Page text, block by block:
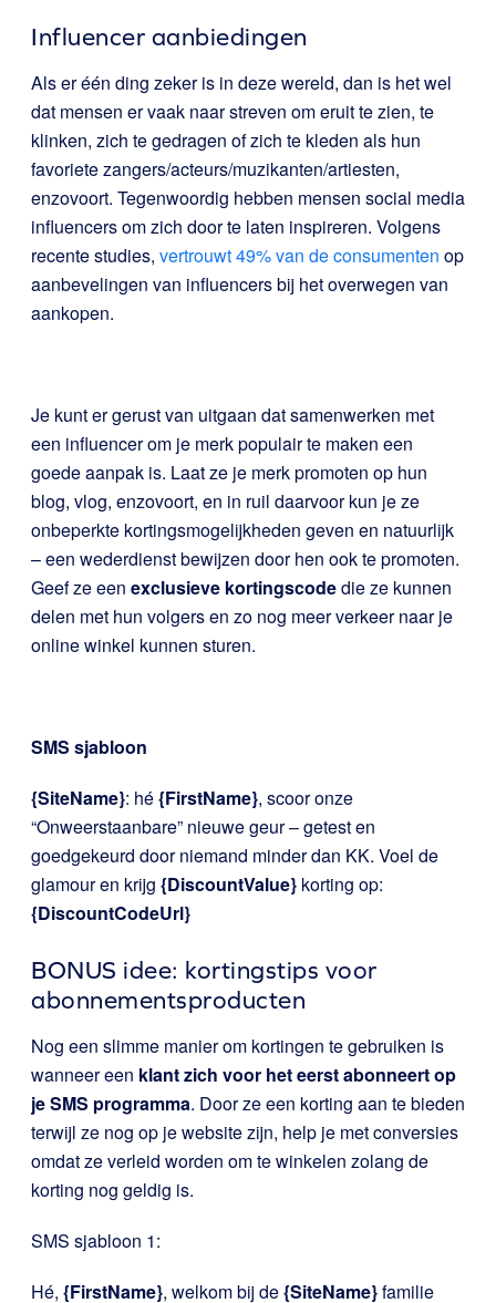
Influencer aanbiedingen
Als er één ding zeker is in deze wereld, dan is het wel
dat mensen er vaak naar streven om eruit te zien, te
klinken, zich te gedragen of zich te kleden als hun
favoriete zangers/acteurs/muzikanten/artiesten,
enzovoort. Tegenwoordig hebben mensen social media
influencers om zich door te laten inspireren. Volgens
recente studies, vertrouwt 49% van de consumenten op
aanbevelingen van influencers bij het overwegen van
aankopen.
Je kunt er gerust van uitgaan dat samenwerken met
een influencer om je merk populair te maken een
goede aanpak is. Laat ze je merk promoten op hun
blog, vlog, enzovoort, en in ruil daarvoor kun je ze
onbeperkte kortingsmogelijkheden geven en natuurlijk
– een wederdienst bewijzen door hen ook te promoten.
Geef ze een exclusieve kortingscodedie ze kunnen
delen met hun volgers en zo nog meer verkeer naar je
online winkel kunnen sturen.
SMS sjabloon
{SiteName}: hé{FirstName}, scoor onze
“Onweerstaanbare” nieuwe geur – getest en
goedgekeurd door niemand minder dan KK. Voel de
glamour en krijg {DiscountValue} korting op:
{DiscountCodeUrl}
BONUS idee: kortingstips voor
abonnementsproducten
Nog een slimme manier om kortingen te gebruiken is
wanneer een klant zich voor het eerst abonneert op
je SMS programma. Door ze een korting aan te bieden
terwijl ze nog op je website zijn, help je met conversies
omdat ze verleid worden om te winkelen zolang de
korting nog geldig is.
SMS sjabloon 1:
Hé, {FirstName}, welkom bij de{SiteName}familie